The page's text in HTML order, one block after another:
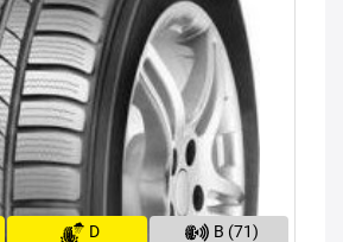
D B (71)